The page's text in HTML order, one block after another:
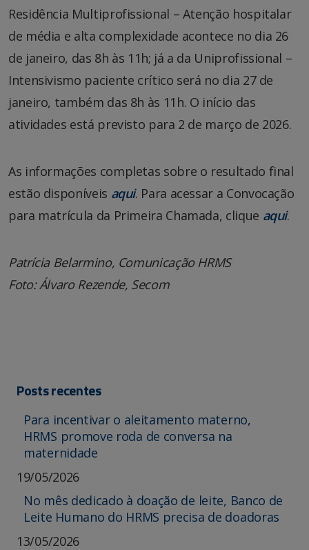
Residência Multiprofissional – Atenção hospitalar
de média e alta complexidade acontece no dia 26
de janeiro, das 8h às 11h; já a da Uniprofissional –
Intensivismo paciente crítico será no dia 27 de
janeiro, também das 8h às 11h. O início das
atividades está previsto para 2 de março de 2026.
As informações completas sobre o resultado final
estão disponíveis aqui. Para acessar a Convocação
para matrícula da Primeira Chamada, clique aqui.
Patrícia Belarmino, Comunicação HRMS
Foto: Álvaro Rezende, Secom
Posts recentes
Para incentivar o aleitamento materno,
HRMS promove roda de conversa na
maternidade
19/05/2026
No mês dedicado à doação de leite, Banco de
Leite Humano do HRMS precisa de doadoras
13/05/2026